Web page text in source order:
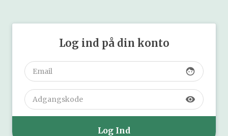
Log ind på din konto
face
visibility